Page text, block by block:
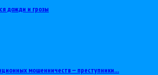
дожди и грозы
мошенничеств — преступники…